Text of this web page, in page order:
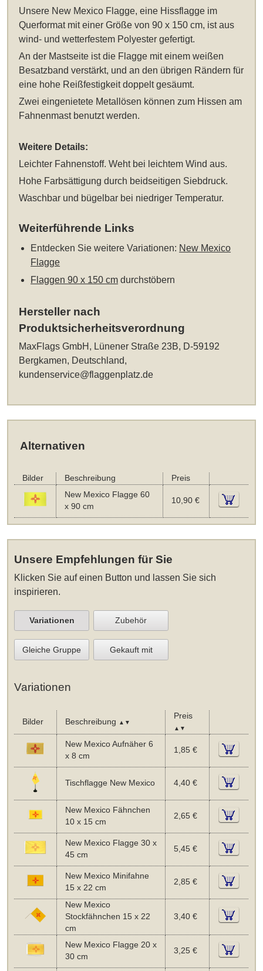
Unsere New Mexico Flagge, eine Hissflagge im
Querformat mit einer Größe von 90 x 150 cm, ist aus
wind- und wetterfestem Polyester gefertigt.
An der Mastseite ist die Flagge mit einem weißen
Besatzband verstärkt, und an den übrigen Rändern für
eine hohe Reißfestigkeit doppelt gesäumt.
Zwei eingenietete Metallösen können zum Hissen am
Fahnenmast benutzt werden.
Weitere Details:
Leichter Fahnenstoff. Weht bei leichtem Wind aus.
Hohe Farbsättigung durch beidseitigen Siebdruck.
Waschbar und bügelbar bei niedriger Temperatur.
Weiterführende Links
Entdecken Sie weitere Variationen: New Mexico
Flagge
Flaggen 90 x 150 cm durchstöbern
Hersteller nach
Produktsicherheitsverordnung
MaxFlags GmbH, Lünener Straße 23B, D-59192
Bergkamen, Deutschland,
kundenservice@flaggenplatz.de
Alternativen
Bilder Beschreibung
Preis
New Mexico Flagge 60
x 90 cm
10,90 €
Unsere Empfehlungen für Sie
Klicken Sie auf einen Button und lassen Sie sich
inspirieren.
Variationen Zubehör
Gleiche Gruppe Gekauft mit
Variationen
Bilder Beschreibung ▲▼
Preis
▲▼
New Mexico Aufnäher 6
x 8 cm
1,85 €
Tischflagge New Mexico 4,40 €
New Mexico Fähnchen
10 x 15 cm
2,65 €
New Mexico Flagge 30 x
45 cm
5,45 €
New Mexico Minifahne
15 x 22 cm
2,85 €
New Mexico
Stockfähnchen 15 x 22
cm
3,40 €
New Mexico Flagge 20 x
30 cm
3,25 €